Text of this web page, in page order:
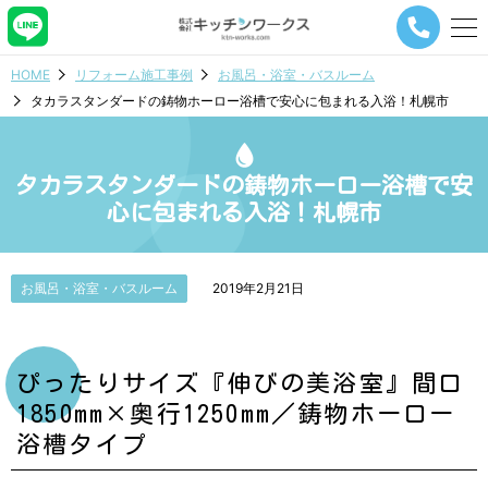
メ
ナ
ー
シ
ボ
HOME リフォーム施工事例
お風呂・浴室・バスルーム
タカラスタンダードの鋳物ホーロー浴槽で安心に包まれる入浴！札幌市
タカラスタンダードの鋳物ホーロー浴槽で安
心に包まれる入浴！札幌市
お風呂・浴室・バスルーム 2019年2月21日
ぴったりサイズ『伸びの美浴室』間口
1850mm×奥行1250mm／鋳物ホーロー
浴槽タイプ